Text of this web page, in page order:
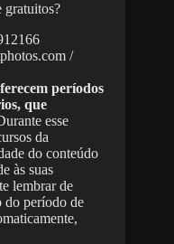
gratuitos?
/
períodos
que
esse
da
do conteúdo
às suas
lembrar de
do período de